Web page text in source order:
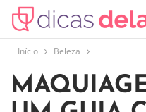
Início Beleza